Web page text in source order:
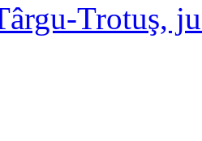
Trotuş,